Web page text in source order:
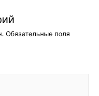
Обязательные поля